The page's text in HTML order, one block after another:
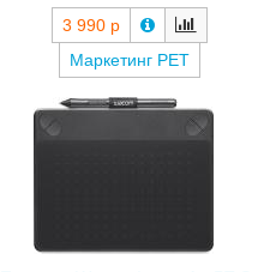
3 990 р
Маркетинг РЕТ